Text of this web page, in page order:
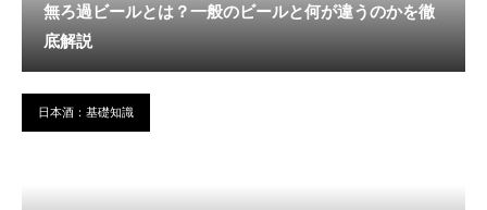
無ろ過ビールとは？一般のビールと何が違うのかを徹
底解説
日本酒：基礎知識